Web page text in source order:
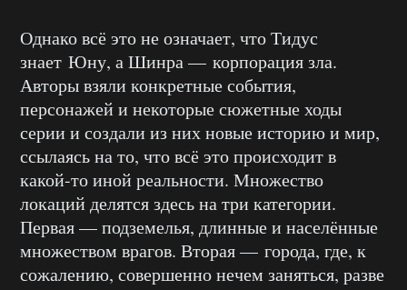
Однако всё это не означает, что Тидус
знает Юну, а Шинра — корпорация зла.
Авторы взяли конкретные события,
персонажей и некоторые сюжетные ходы
серии и создали из них новые историю и мир,
ссылаясь на то, что всё это происходит в
какой-то иной реальности. Множество
локаций делятся здесь на три категории.
Первая — подземелья, длинные и населённые
множеством врагов. Вторая — города, где, к
сожалению, совершенно нечем заняться, разве